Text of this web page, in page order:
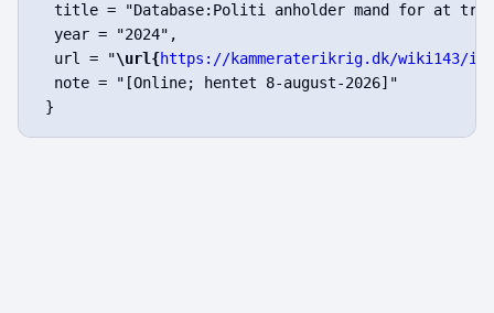
title = "Database:Politi anholder mand for at
  year = "2024",
  url = "
\url{https://kammeraterikrig.dk/wiki143/
  note = "[Online; hentet 8-august-2026]"